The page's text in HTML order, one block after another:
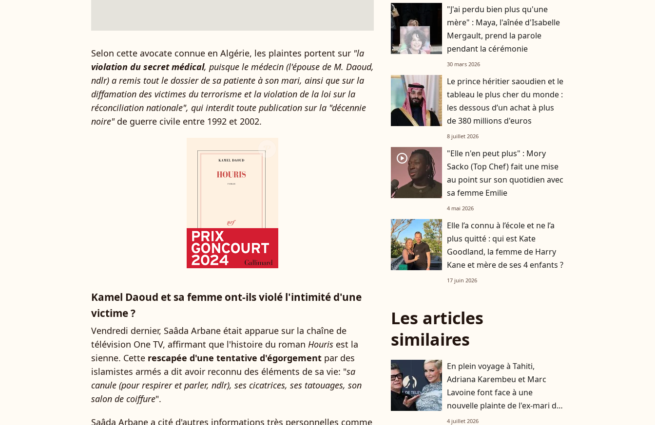
Selon cette avocate connue en Algérie, les plaintes portent sur "la
violation du secret médical, puisque le médecin (l'épouse de M. Daoud,
ndlr) a remis tout le dossier de sa patiente à son mari, ainsi que sur la
diffamation des victimes du terrorisme et la violation de la loi sur la
réconciliation nationale", qui interdit toute publication sur la "décennie
noire"de guerre civile entre 1992 et 2002.
Kamel Daoud et sa femme ont-ils violé l'intimité d'une
victime ?
Vendredi dernier, Saâda Arbane était apparue sur la chaîne de
télévision One TV, affirmant que l'histoire du roman Houris est la
sienne. Cette rescapée d'une tentative d'égorgement par des
islamistes armés a dit avoir reconnu des éléments de sa vie: "sa
canule (pour respirer et parler, ndlr), ses cicatrices, ses tatouages, son
salon de coiffure".
Saâda Arbane a cité d'autres informations très personnelles comme
"J'ai perdu bien plus qu'une
mère" : Maya, l'aînée d'Isabelle
Mergault, prend la parole
pendant la cérémonie
30 mars 2026
Le prince héritier saoudien et le
tableau le plus cher du monde :
les dessous d’un achat à plus
de 380 millions d'euros
8 juillet 2026
player2
"Elle n'en peut plus" : Mory
Sacko (Top Chef) fait une mise
au point sur son quotidien avec
sa femme Emilie
4 mai 2026
Elle l’a connu à l’école et ne l’a
plus quitté : qui est Kate
Goodland, la femme de Harry
Kane et mère de ses 4 enfants ?
17 juin 2026
Les articles
similaires
En plein voyage à Tahiti,
Adriana Karembeu et Marc
Lavoine font face à une
nouvelle plainte de l'ex-mari du
mannequin
4 juillet 2026